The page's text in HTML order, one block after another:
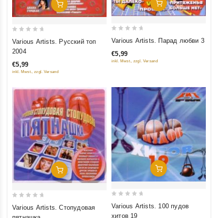
Добавить В Корзину
5
Various Artists. Русский топ
2004
€5,99
inkl. Mwst., zzgl. Versand
Добавить В Корзину
of
Various Artists. Парад любви 3
€5,99
inkl. Mwst., zzgl. Versand
Добавить В Корзину
Various Artists. Стопудовая
Добавить В Корзину
Various Artists. 100 пудов
хитов 19